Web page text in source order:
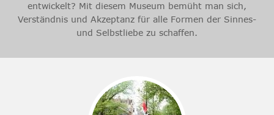
entwickelt? Mit diesem Museum bemüht man sich,
Verständnis und Akzeptanz für alle Formen der Sinnes-
und Selbstliebe zu schaffen.